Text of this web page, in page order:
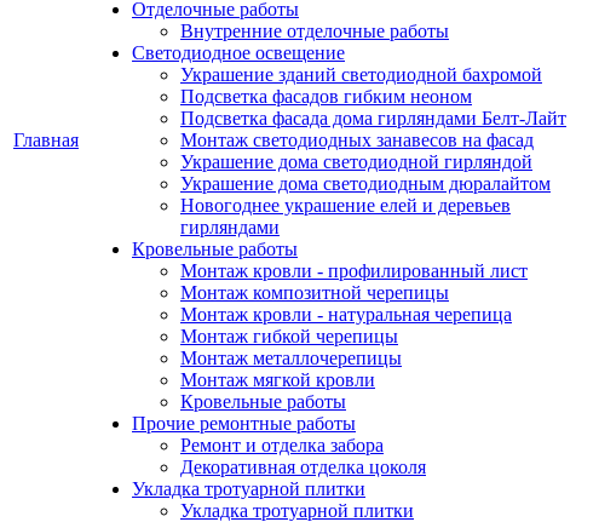
Главная
Отделочные работы
Внутренние отделочные работы
Светодиодное освещение
Украшение зданий светодиодной бахромой
Подсветка фасадов гибким неоном
Подсветка фасада дома гирляндами Белт-Лайт
Монтаж светодиодных занавесов на фасад
Украшение дома светодиодной гирляндой
Украшение дома светодиодным дюралайтом
Новогоднее украшение елей и деревьев
гирляндами
Кровельные работы
Монтаж кровли - профилированный лист
Монтаж композитной черепицы
Монтаж кровли - натуральная черепица
Монтаж гибкой черепицы
Монтаж металлочерепицы
Монтаж мягкой кровли
Кровельные работы
Прочие ремонтные работы
Ремонт и отделка забора
Декоративная отделка цоколя
Укладка тротуарной плитки
Укладка тротуарной плитки